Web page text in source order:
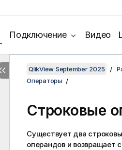
Подключение Видео
QlikView September 2025
Операторы
Строковые
Существует два
операндов и возвращает